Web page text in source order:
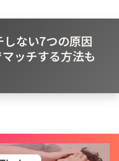
ない7つの原因
ッチする方法も